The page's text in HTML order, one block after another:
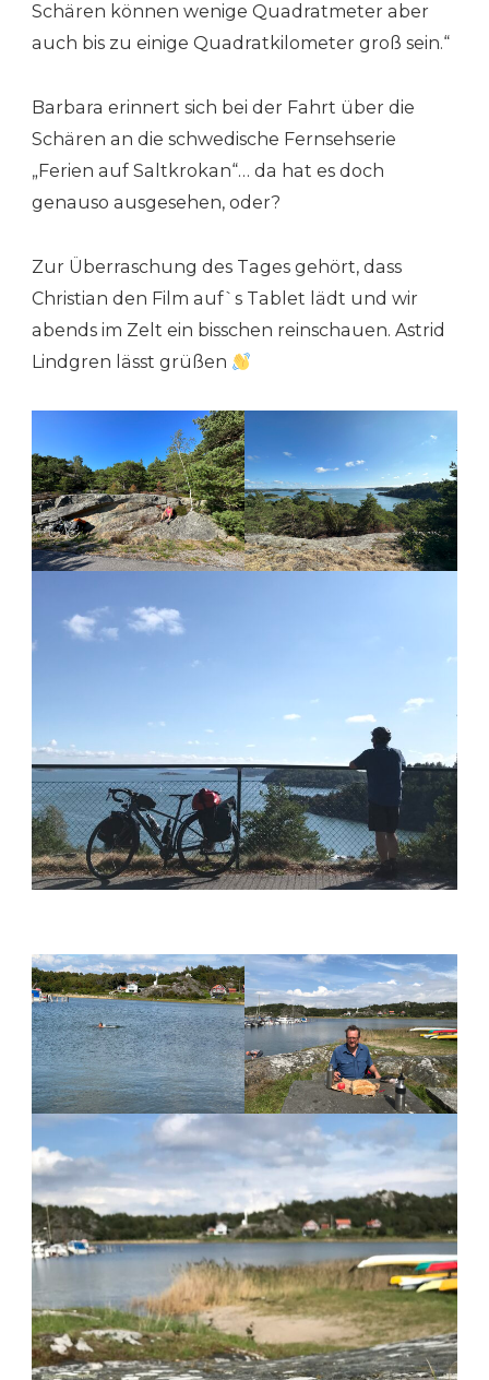
Schären können wenige Quadratmeter aber
auch bis zu einige Quadratkilometer groß sein.“
Barbara erinnert sich bei der Fahrt über die
Schären an die schwedische Fernsehserie
„Ferien auf Saltkrokan“… da hat es doch
genauso ausgesehen, oder?
Zur Überraschung des Tages gehört, dass
Christian den Film auf`s Tablet lädt und wir
abends im Zelt ein bisschen reinschauen. Astrid
Lindgren lässt grüßen